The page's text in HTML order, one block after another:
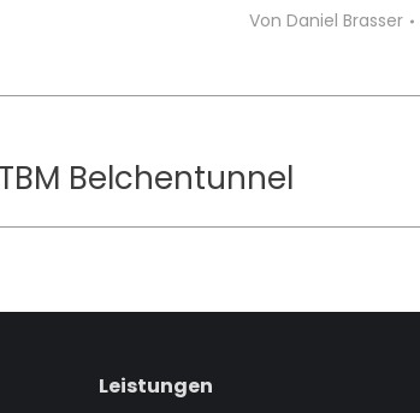
Von Daniel Brasser
Belchentunnel
Leistungen